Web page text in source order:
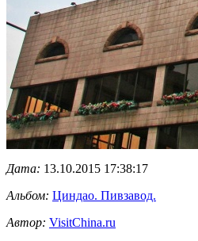
Дата: 13.10.2015 17:38:17
Альбом: Циндао. Пивзавод.
Автор: VisitChina.ru